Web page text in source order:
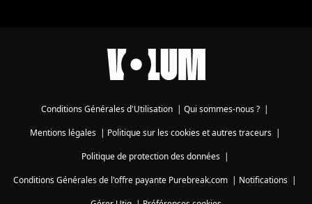
Conditions Générales d'Utilisation | Qui sommes-nous ? |
Mentions légales| Politique sur les cookies et autres traceurs|
Politique de protection des données|
Conditions Générales de l'offre payante Purebreak.com | Notifications |